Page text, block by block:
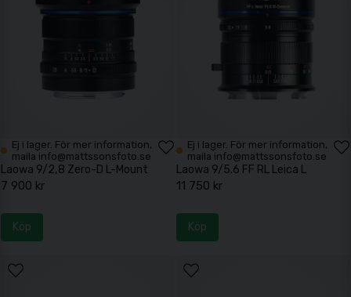
Ej i lager. För mer information,
maila info@mattssonsfoto.se
Laowa 9/2,8 Zero-D L-Mount
7 900 kr
Köp
Ej i lager. För mer information,
maila info@mattssonsfoto.se
Laowa 9/5.6 FF RL Leica L
11 750 kr
Köp